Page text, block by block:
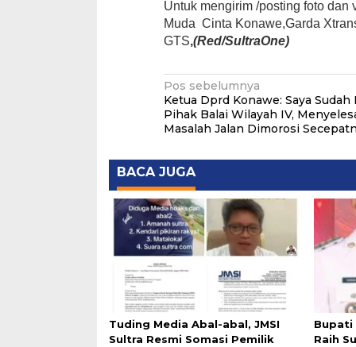
Untuk mengirim /posting foto
Muda Cinta Konawe,Garda
GTS,(Red/SultraOne)
Navigasi
pos
Pos sebelumnya
Ketua Dprd Konawe: Saya
Pihak Balai Wilayah IV,
Masalah Jalan Dimorosi
BACA JUGA
Tuding Media Abal-abal, JMSI
Sultra Resmi Somasi Pemilik
Bupati
Raih